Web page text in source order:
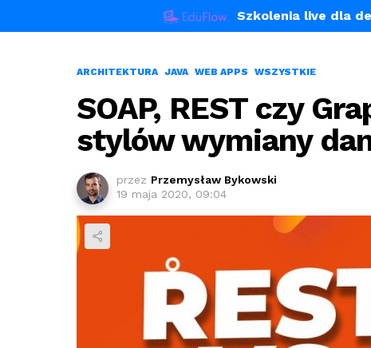
Szkolenia live dla
ARCHITEKTURA JAVA WEB APPS WSZYSTKIE
SOAP, REST czy
stylów wymiany
przez Przemysław Bykowski
19 maja 2020, 09:04